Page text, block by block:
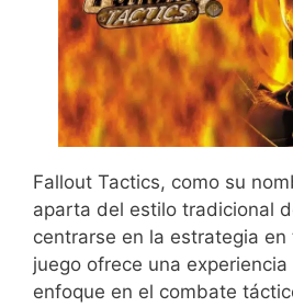
Fallout Tactics, como su
aparta del estilo tradicional
centrarse en la estrategia en
juego ofrece una
enfoque en el combate